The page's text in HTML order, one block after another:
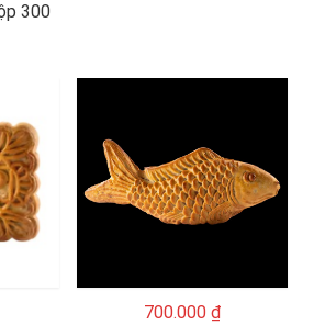
300
700.000 ₫